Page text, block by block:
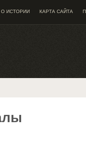
ИСТОРИИ КАРТА САЙТА